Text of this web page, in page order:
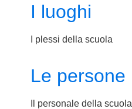
I luoghi
I plessi della scuola
Le persone
Il personale della scuola